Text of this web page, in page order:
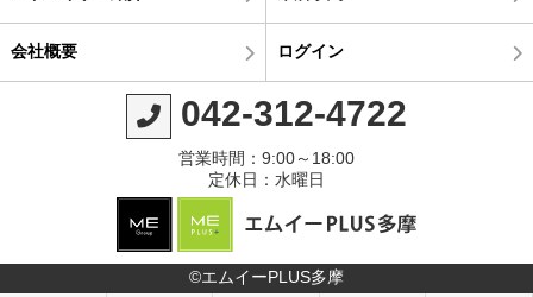
会社概要 ログイン
042-312-4722
営業時間：9:00～18:00
定休日：水曜日
©エムイーPLUS多摩